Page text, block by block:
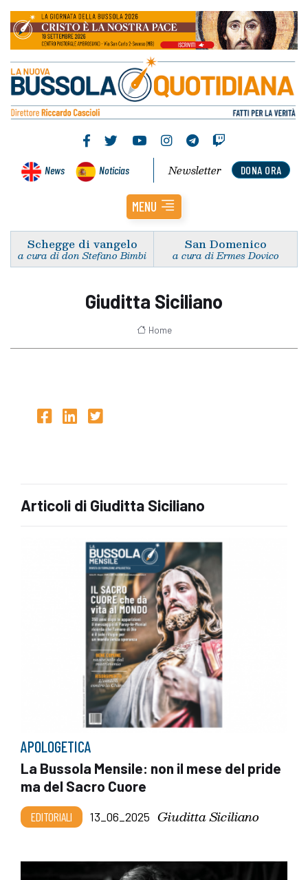
News Noticias DONA ORA
Newsletter
MENU
Schegge di vangelo
a cura di don Stefano Bimbi
San Domenico
a cura di Ermes Dovico
Giuditta Siciliano
Home
Articoli di Giuditta Siciliano
APOLOGETICA
La Bussola Mensile: non il mese del pride
ma del Sacro Cuore
EDITORIALI 13_06_2025 Giuditta Siciliano